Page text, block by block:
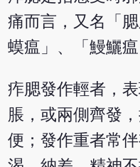
痛而言，又名「
蟆瘟」、「鰻鱺瘟
痄腮發作輕者，
脹，或兩側齊發
便；發作重者常